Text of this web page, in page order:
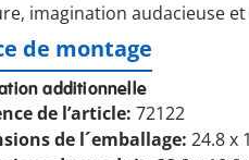
imagination audacieuse
de montage
additionnelle
de l’article: 72122
de l´emballage: 24.8 x